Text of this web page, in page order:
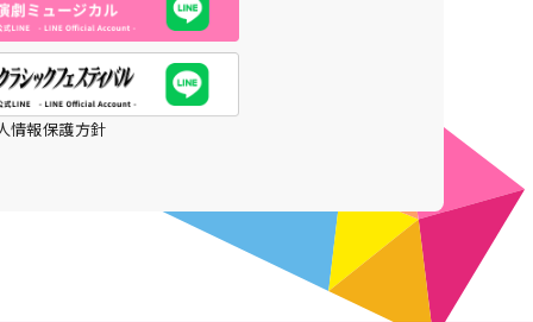
情報保護方針